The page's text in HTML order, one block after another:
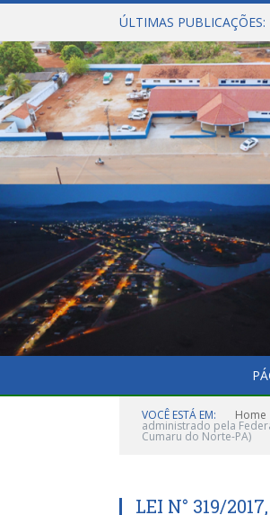
ÚLTIMAS PUBLICAÇÕES:
VOCÊ ESTÁ EM: Home
administrado pela
Cumaru do Norte-PA)
LEI N° 319/